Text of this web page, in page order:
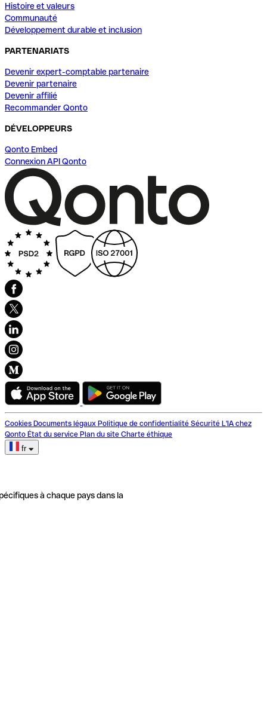
Histoire et valeurs
Communauté
Développement durable et inclusion
PARTENARIATS
Devenir expert-comptable partenaire
Devenir partenaire
Devenir affilié
Recommander Qonto
DÉVELOPPEURS
Qonto Embed
Connexion API Qonto
Cookies Documents légaux Politique de confidentialité Sécurité L'IA chez
Qonto État du service Plan du site Charte éthique
fr
à chaque pays dans la